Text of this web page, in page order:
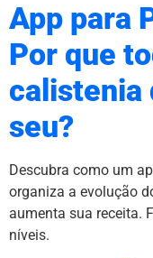
App para
Por que
calistenia
seu?
Descubra como um
organiza a evolução
aumenta sua receita.
níveis.